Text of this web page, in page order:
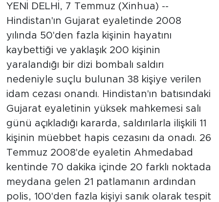
YENİ DELHİ, 7 Temmuz (Xinhua) --
Hindistan'ın Gujarat eyaletinde 2008
yılında 50'den fazla kişinin hayatını
kaybettiği ve yaklaşık 200 kişinin
yaralandığı bir dizi bombalı saldırı
nedeniyle suçlu bulunan 38 kişiye verilen
idam cezası onandı. Hindistan'ın batısındaki
Gujarat eyaletinin yüksek mahkemesi salı
günü açıkladığı kararda, saldırılarla ilişkili 11
kişinin müebbet hapis cezasını da onadı. 26
Temmuz 2008'de eyaletin Ahmedabad
kentinde 70 dakika içinde 20 farklı noktada
meydana gelen 21 patlamanın ardından
polis, 100'den fazla kişiyi sanık olarak tespit